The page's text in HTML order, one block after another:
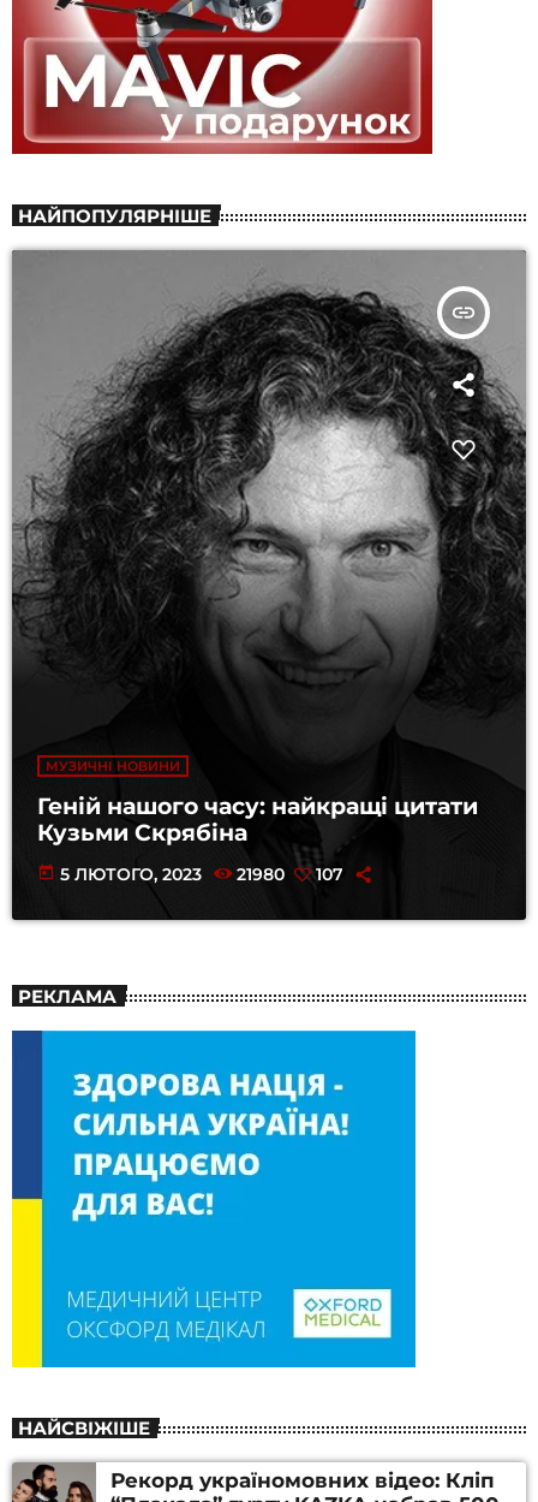
НАЙПОПУЛЯРНІШЕ
insert_link
МУЗИЧНІ НОВИНИ
Геній нашого часу: найкращі цитати
Кузьми Скрябіна
today 5 ЛЮТОГО, 2023 21980 107
РЕКЛАМА
НАЙСВІЖІШЕ
Рекорд україномовних відео: Кліп